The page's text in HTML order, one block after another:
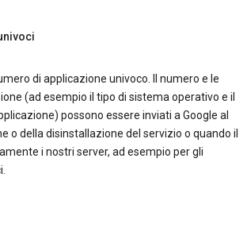
di applicazione univoco. Il numero e le
(ad esempio il tipo di sistema operativo e il
possono essere inviati a Google al
o della disinstallazione del servizio o quando il
i nostri server, ad esempio per gli